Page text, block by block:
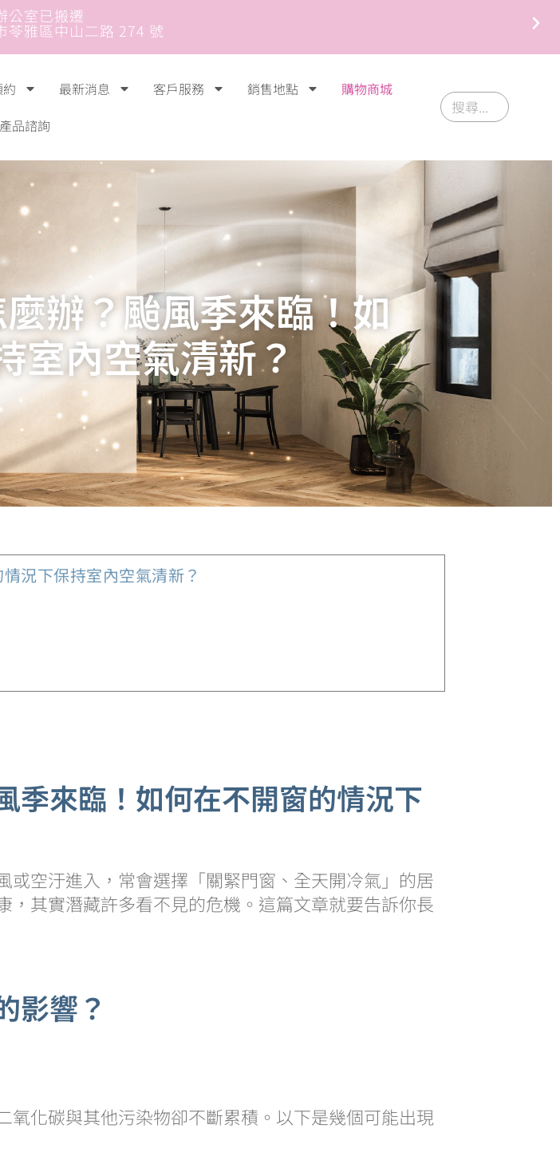
公室已搬遷
苓雅區中山二路 274 號
最新消息 客戶服務 銷售地點
購物商城
產品諮詢
辦？颱風季來臨！如
室內空氣清新？
況下保持室內空氣清新？​
季來臨！如何在不開窗的情況下
空汙進入，常會選擇「關緊門窗、全天開冷氣」的居
其實潛藏許多看不見的危機。這篇文章就要告訴你長
影響？
化碳與其他污染物卻不斷累積。以下是幾個可能出現